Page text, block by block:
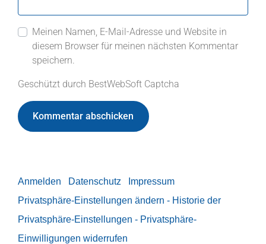
Meinen Namen, E-Mail-Adresse und Website in
diesem Browser für meinen nächsten Kommentar
speichern.
Geschützt durch BestWebSoft Captcha
Anmelden Datenschutz
Impressum
Privatsphäre-Einstellungen ändern - Historie der
Privatsphäre-Einstellungen - Privatsphäre-
Einwilligungen widerrufen